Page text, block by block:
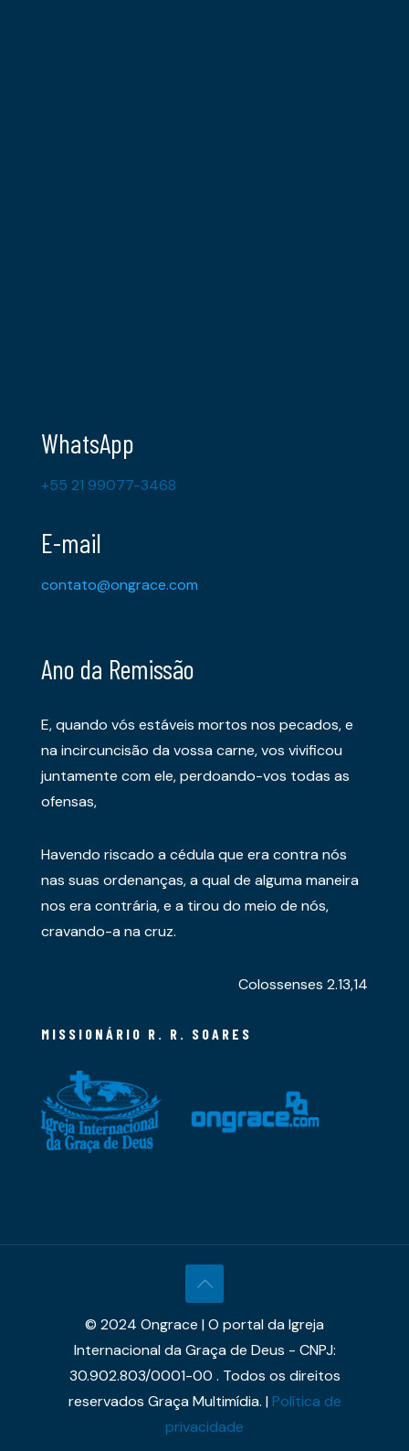
WhatsApp
+55 21 99077-3468
E-mail
contato@ongrace.com
Ano da Remissão
E, quando vós estáveis mortos nos pecados, e
na incircuncisão da vossa carne, vos vivificou
juntamente com ele, perdoando-vos todas as
ofensas,
Havendo riscado a cédula que era contra nós
nas suas ordenanças, a qual de alguma maneira
nos era contrária, e a tirou do meio de nós,
cravando-a na cruz.
Colossenses 2.13,14
MISSIONÁRIO R. R. SOARES
© 2024 Ongrace | O portal da Igreja
Internacional da Graça de Deus - CNPJ:
30.902.803/0001-00 . Todos os direitos
reservados Graça Multimídia. |Política de
privacidade